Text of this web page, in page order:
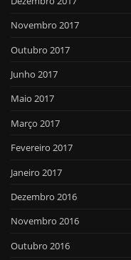
Novembro 2017
Outubro 2017
Junho 2017
Maio 2017
Março 2017
Fevereiro 2017
Janeiro 2017
Dezembro 2016
Novembro 2016
Outubro 2016